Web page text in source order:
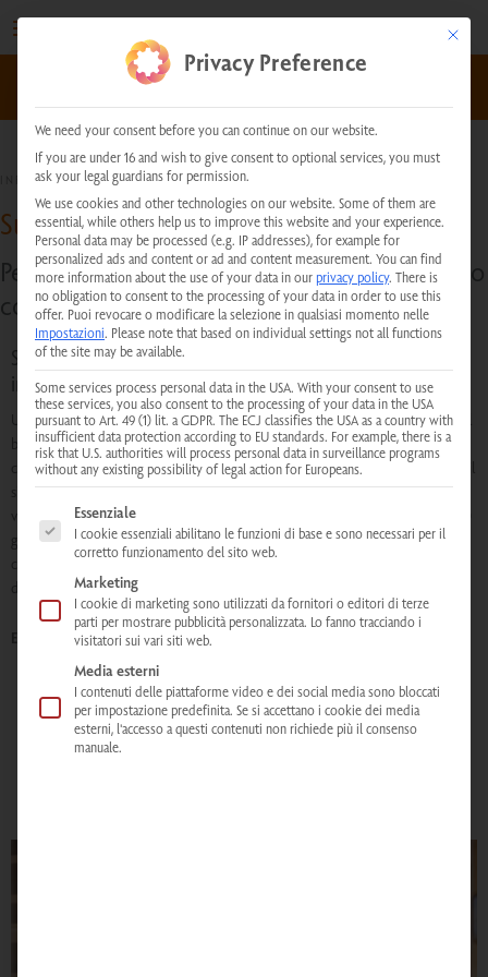
contenuto
kundenservice@physiotherm.com
INFORMAZIONI UTILI
Sull'effetto delle cabine a infrarossi:
Perché i trattamenti termici a infrarossi fanno
così bene alla salute?
Stimolare il metabolismo - rafforzare il sistema
immunitario - sostenere la psiche
Una visita regolare alla cabina a infrarossi è un modo meraviglioso per fare del
bene a se stessi e migliorare la propria salute. I raggi infrarossi trasmettono il
calore alla pelle senza contatto e raggiungono l'interno del corpo attraverso il
sistema linfatico e i vasi sanguigni. La conseguente sudorazione (dall'interno
verso l'esterno), favorevole alla circolazione, è quindi possibile a partire da 30
gradi Celsius. La piacevole temperatura bassa è delicata per il sistema
cardiovascolare e può, tra l'altro, contribuire in modo significativo al sollievo
dal dolore, al rilassamento muscolare e al benessere mentale.
Effetti e impatto sull'organismo:
Sollievo dal dolore
Rafforzare il sistema immunitario
Prevenire le infezioni
This
Privacy Preference
We need your consent before you can continue on our website.
If you are under 16 and wish to give consent to optional services, you must
ask your legal guardians for permission.
We use cookies and other technologies on our website. Some of them are
essential, while others help us to improve this website and your experience.
Personal data may be processed (e.g. IP addresses), for example for
personalized ads and content or ad and content measurement. You can find
more information about the use of your data in ourprivacy policy. There is
no obligation to consent to the processing of your data in order to use this
offer. Puoi revocare o modificare la selezione in qualsiasi momento nelle
Impostazioni. Please note that based on individual settings not all functions
of the site may be available.
Some services process personal data in the USA. With your consent to use
these services, you also consent to the processing of your data in the USA
pursuant to Art. 49 (1) lit. a GDPR. The ECJ classifies the USA as a country with
insufficient data protection according to EU standards. For example, there is a
risk that U.S. authorities will process personal data in surveillance programs
without any existing possibility of legal action for Europeans.
The following is a list of service groups for which consent can be given.
Essenziale
I cookie essenziali abilitano le funzioni di base e sono necessari per il
corretto funzionamento del sito web.
Marketing
I cookie di marketing sono utilizzati da fornitori o editori di terze
parti per mostrare pubblicità personalizzata. Lo fanno tracciando i
visitatori sui vari siti web.
Media esterni
I contenuti delle piattaforme video e dei social media sono bloccati
per impostazione predefinita. Se si accettano i cookie dei media
esterni, l'accesso a questi contenuti non richiede più il consenso
manuale.